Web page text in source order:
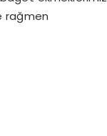
rağmen